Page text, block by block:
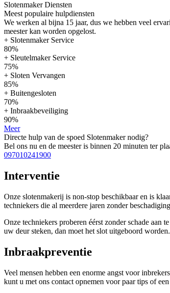
Slotenmaker Diensten
Meest populaire hulpdiensten
We werken al bijna 15 jaar, dus we hebben veel
meester kan worden opgelost.
+ Slotenmaker Service
80%
+ Sleutelmaker Service
75%
+ Sloten Vervangen
85%
+ Buitengesloten
70%
+ Inbraakbeveiliging
90%
Meer
Directe hulp van de spoed Slotenmaker nodig?
Bel ons nu en de meester is binnen 20 minuten ter
097010241900
Interventie
Onze slotenmakerij is non-stop beschikbaar en is
techniekers die al meerdere jaren zonder
Onze techniekers proberen éérst zonder schade aan
uw deur steken, dan moet het slot uitgeboord worden.
Inbraakpreventie
Veel mensen hebben een enorme angst voor
kunt u met ons contact opnemen voor paar tips of